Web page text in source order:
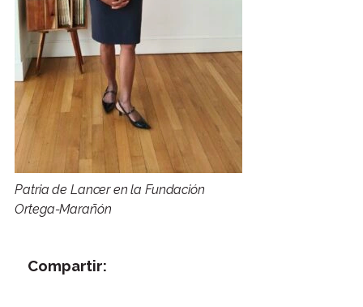
Patria de Lancer en la Fundación
Ortega-Marañón
Compartir: